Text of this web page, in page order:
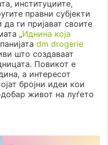
институциите,
правни субјекти
ги пријават своите
„Иднина која
dm drogerie
што создаваат
Повикот е
а интересот
бројни идеи кои
живот на луѓето